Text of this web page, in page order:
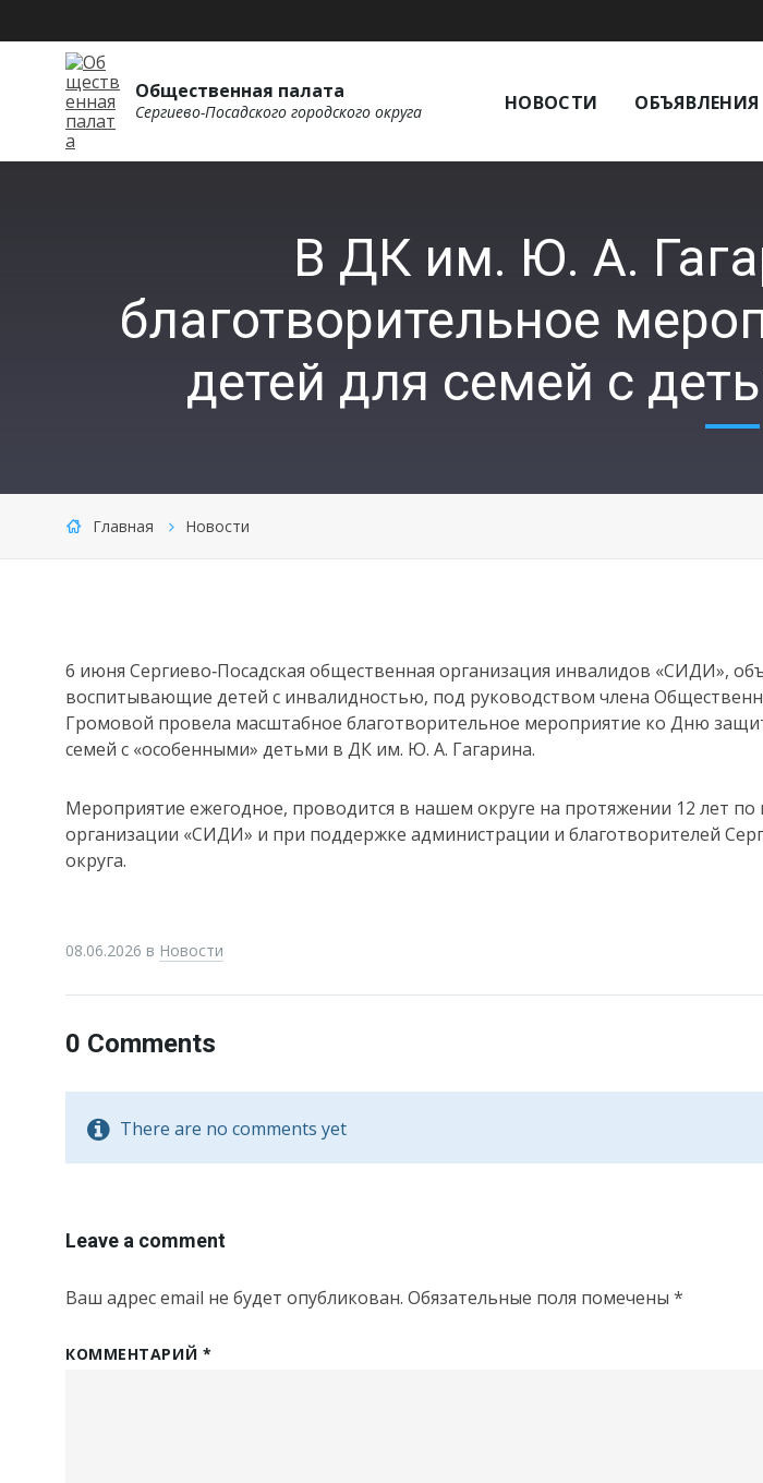
Общественная палата
Сергиево-Посадского городского округа НОВОСТИ ОБЪЯВЛЕНИЯ
В ДК им. Ю. А.
благотворительное
детей для семей с
Главная Новости
6 июня Сергиево‑Посадская общественная организация инвалидов «СИДИ»,
воспитывающие детей с инвалидностью, под руководством члена
Громовой провела масштабное благотворительное мероприятие ко Дню
семей с «особенными» детьми в ДК им. Ю. А. Гагарина.
Мероприятие ежегодное, проводится в нашем округе на протяжении 12 лет по
организации «СИДИ» и при поддержке администрации и благотворителей
округа.
08.06.2026 в Новости
0 Comments
There are no comments yet
Leave a comment
Ваш адрес email не будет опубликован. Обязательные поля помечены *
КОММЕНТАРИЙ *